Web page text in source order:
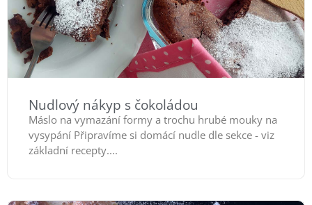
Nudlový nákyp s čokoládou
Máslo na vymazání formy a trochu hrubé mouky na
vysypání Připravíme si domácí nudle dle sekce - viz
základní recepty....